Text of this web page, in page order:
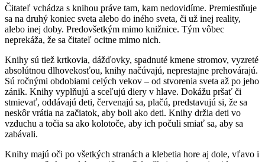
Čitateľ vchádza s knihou práve tam, kam nedovidíme. Premiestňuje
sa na druhý koniec sveta alebo do iného sveta, či už inej reality,
alebo inej doby. Predovšetkým mimo knižnice. Tým vôbec
neprekáža, že sa čitateľ ocitne mimo nich.
Knihy sú tiež krtkovia, dážďovky, spadnuté kmene stromov, vyzreté
absolútnou dlhovekosťou, knihy načúvajú, neprestajne prehovárajú.
Sú ročnými obdobiami celých vekov – od stvorenia sveta až po jeho
zánik. Knihy vyplňujú a sceľujú diery v hlave. Dokážu pršať či
stmievať, oddávajú deti, červenajú sa, plačú, predstavujú si, že sa
neskôr vrátia na začiatok, aby boli ako deti. Knihy držia deti vo
vzduchu a točia sa ako kolotoče, aby ich počuli smiať sa, aby sa
zabávali.
Knihy majú oči po všetkých stranách a klebetia hore aj dole, vľavo i